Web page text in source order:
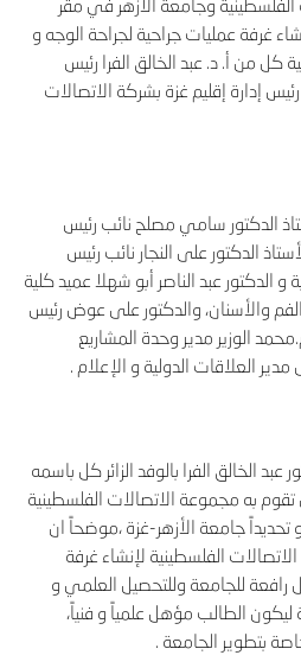
غرفة عمليات جراحية لجراحة الوجه و
كل من أ. د. عبد الخالق الفرا رئيس
إدارة إقليم غزة بشركة الاتصالات
الدكتور سامي مصلح نائب رئيس
الدكتور على النجار نائب رئيس
و الدكتور عبد الناصر أبو شهلا عميد كلية
والأسنان، والدكتور على عوض رئيس
الوزير مدير وحدة المشاريع
العلاقات الدولية و الإعلام .
الخالق الفرا بالوفد الزائر كل باسمه
تقوم به مجموعة الاتصالات الفلسطينية
جامعة الأزهر-غزة ،موضحاً ان
الفلسطينية لإنشاء غرفة
رافعة للجامعة وللتحصيل العلمي و
ليكون الطالب مؤهل علمياً و فنياً،
بتطوير الجامعة .